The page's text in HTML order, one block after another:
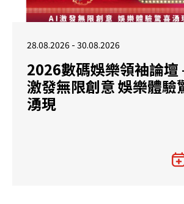
28.08.2026 - 30.08.2026
2026數碼娛樂領袖論壇
激發無限創意 娛樂體驗
湧現